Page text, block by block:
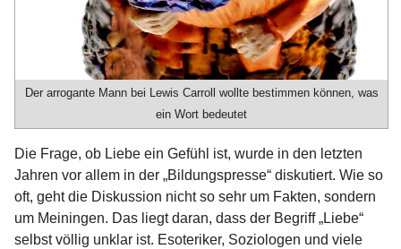
Der arrogante Mann bei Lewis Carroll wollte bestimmen können, was
ein Wort bedeutet
Die Frage, ob Liebe ein Gefühl ist, wurde in den letzten
Jahren vor allem in der „Bildungspresse“ diskutiert. Wie so
oft, geht die Diskussion nicht so sehr um Fakten, sondern
um Meiningen. Das liegt daran, dass der Begriff „Liebe“
selbst völlig unklar ist. Esoteriker, Soziologen und viele